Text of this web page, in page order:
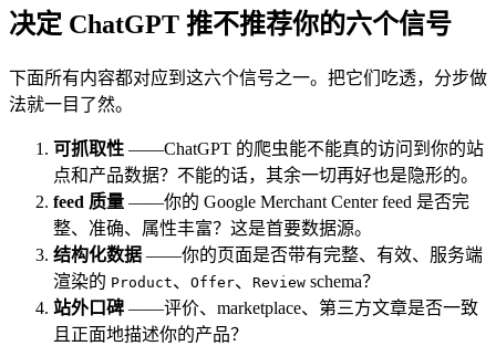
决定 ChatGPT 推不推荐你的六个信号
下面所有内容都对应到这六个信号之一。把它们吃透，分步做
法就一目了然。
可抓取性 ——ChatGPT 的爬虫能不能真的访问到你的站
点和产品数据？不能的话，其余一切再好也是隐形的。
feed 质量 ——你的 Google Merchant Center feed 是否完
整、准确、属性丰富？这是首要数据源。
结构化数据 ——你的页面是否带有完整、有效、服务端
渲染的 Product、 Offer、 Review schema？
站外口碑 ——评价、marketplace、第三方文章是否一致
且正面地描述你的产品？